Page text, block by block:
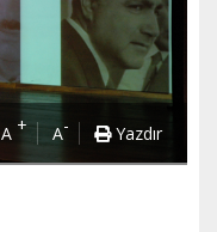
A + A- Yazdır